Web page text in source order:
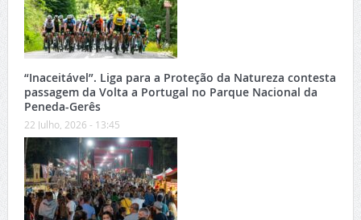
“Inaceitável”. Liga para a Proteção da Natureza contesta
passagem da Volta a Portugal no Parque Nacional da
Peneda-Gerês
22 Julho, 2026 - 13:45